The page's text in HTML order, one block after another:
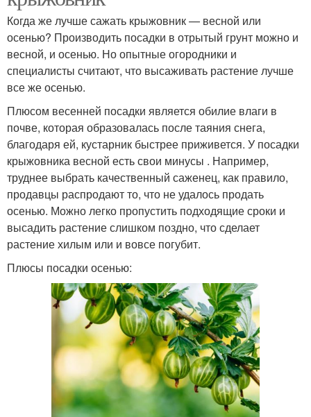
Когда же лучше сажать крыжовник — весной или
осенью? Производить посадки в отрытый грунт можно и
весной, и осенью. Но опытные огородники и
специалисты считают, что высаживать растение лучше
все же осенью.
Плюсом весенней посадки является обилие влаги в
почве, которая образовалась после таяния снега,
благодаря ей, кустарник быстрее приживется. У посадки
крыжовника весной есть свои минусы . Например,
труднее выбрать качественный саженец, как правило,
продавцы распродают то, что не удалось продать
осенью. Можно легко пропустить подходящие сроки и
высадить растение слишком поздно, что сделает
растение хилым или и вовсе погубит.
Плюсы посадки осенью: